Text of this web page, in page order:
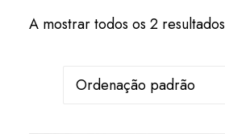
A mostrar todos os 2 resultados